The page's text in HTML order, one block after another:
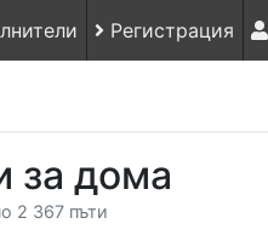
Регистрация
за дома
2 367 пъти